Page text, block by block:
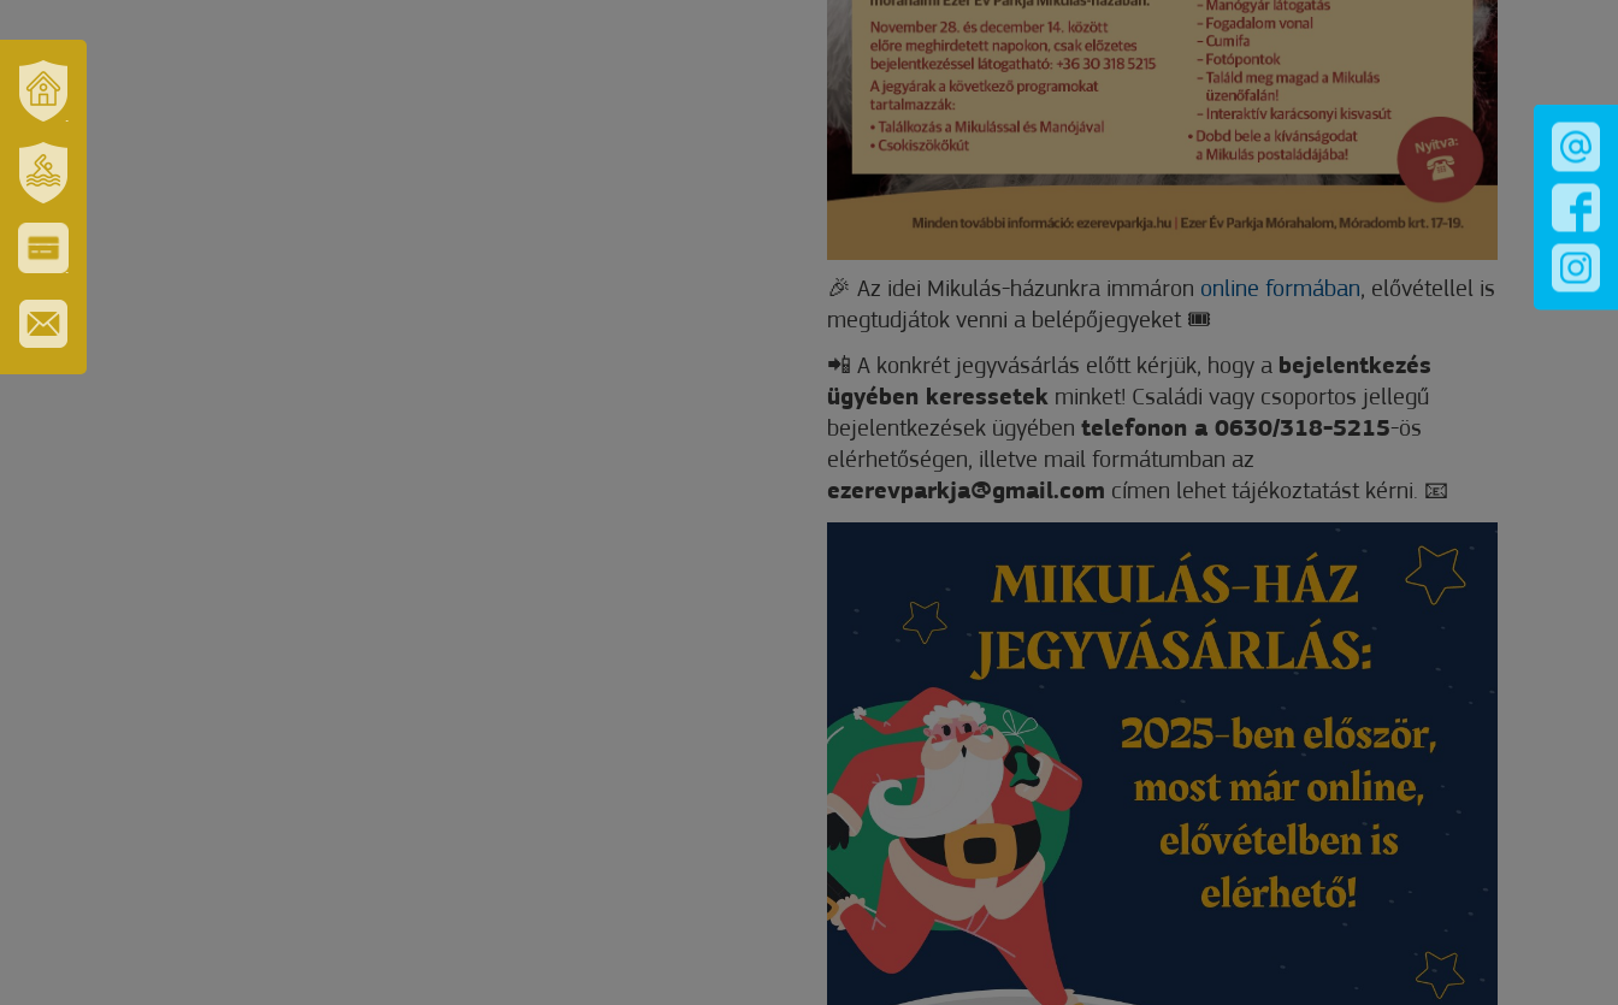
ÉS
TÉRSÉGÜNK
ERZSÉBET
GYÓGYFÜRDŐ
ÉS
TURISZTIKAI
KÁRTYA
🎉 Az idei Mikulás-házunkra immáron online formában, elővétellel is
megtudjátok venni a belépőjegyeket 🎟
📲 A konkrét jegyvásárlás előtt kérjük, hogy a bejelentkezés
ügyében keressetek minket! Családi vagy csoportos jellegű
bejelentkezések ügyében telefonon a 0630/318-5215-ös
elérhetőségen, illetve mail formátumban az
ezerevparkja@gmail.com címen lehet tájékoztatást kérni. 📧